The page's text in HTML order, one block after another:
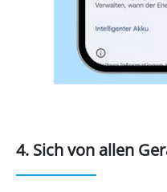
4. Sich von allen